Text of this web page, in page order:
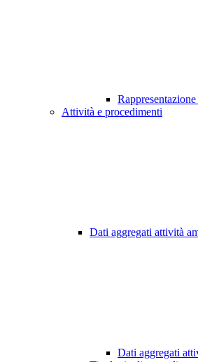
Attività e procedimenti
Dati aggregati attività
Dati aggregati